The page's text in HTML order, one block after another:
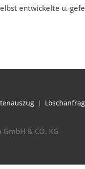
entwickelte u.
& CO. KG